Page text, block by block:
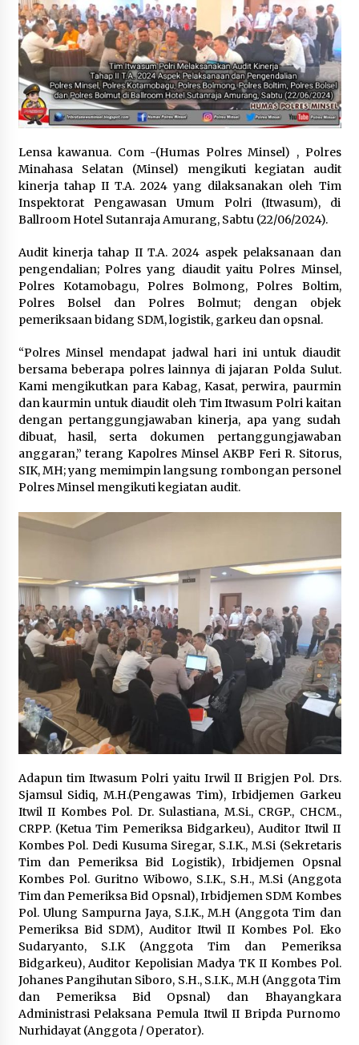
Indonesia Bergulat Dengan Masalah Obesitas
March 7, 2024
Presiden Jokowi Diminta Selektif Pilih Pansel
KPK
May 21, 2024
Menkeu: APBN Surplus Rp22,8 triliun per 15
Maret 2024
March 27, 2024
Gempa di Maroko Menyisakan Duka,
Meluluhlantakkan Bangunan Bersejarah
September 10, 2023
Kecurangan Pemilu
November 14, 2023
Lensa kawanua. Com -(Humas Polres Minsel) , Polres
Minahasa Selatan (Minsel) mengikuti kegiatan audit
kinerja tahap II T.A. 2024 yang dilaksanakan oleh Tim
Inspektorat Pengawasan Umum Polri (Itwasum), di
Ballroom Hotel Sutanraja Amurang, Sabtu (22/06/2024).
Audit kinerja tahap II T.A. 2024 aspek pelaksanaan dan
pengendalian; Polres yang diaudit yaitu Polres Minsel,
Polres Kotamobagu, Polres Bolmong, Polres Boltim,
Polres Bolsel dan Polres Bolmut; dengan objek
pemeriksaan bidang SDM, logistik, garkeu dan opsnal.
“Polres Minsel mendapat jadwal hari ini untuk diaudit
bersama beberapa polres lainnya di jajaran Polda Sulut.
Kami mengikutkan para Kabag, Kasat, perwira, paurmin
dan kaurmin untuk diaudit oleh Tim Itwasum Polri kaitan
dengan pertanggungjawaban kinerja, apa yang sudah
dibuat, hasil, serta dokumen pertanggungjawaban
anggaran,” terang Kapolres Minsel AKBP Feri R. Sitorus,
SIK, MH; yang memimpin langsung rombongan personel
Polres Minsel mengikuti kegiatan audit.
Adapun tim Itwasum Polri yaitu Irwil II Brigjen Pol. Drs.
Sjamsul Sidiq, M.H.(Pengawas Tim), Irbidjemen Garkeu
Itwil II Kombes Pol. Dr. Sulastiana, M.Si., CRGP., CHCM.,
CRPP. (Ketua Tim Pemeriksa Bidgarkeu), Auditor Itwil II
Kombes Pol. Dedi Kusuma Siregar, S.I.K., M.Si (Sekretaris
Tim dan Pemeriksa Bid Logistik), Irbidjemen Opsnal
Kombes Pol. Guritno Wibowo, S.I.K., S.H., M.Si (Anggota
Tim dan Pemeriksa Bid Opsnal), Irbidjemen SDM Kombes
Pol. Ulung Sampurna Jaya, S.I.K., M.H (Anggota Tim dan
Pemeriksa Bid SDM), Auditor Itwil II Kombes Pol. Eko
Sudaryanto, S.I.K (Anggota Tim dan Pemeriksa
Bidgarkeu), Auditor Kepolisian Madya TK II Kombes Pol.
Johanes Pangihutan Siboro, S.H., S.I.K., M.H (Anggota Tim
dan Pemeriksa Bid Opsnal) dan Bhayangkara
Administrasi Pelaksana Pemula Itwil II Bripda Purnomo
Nurhidayat (Anggota / Operator).